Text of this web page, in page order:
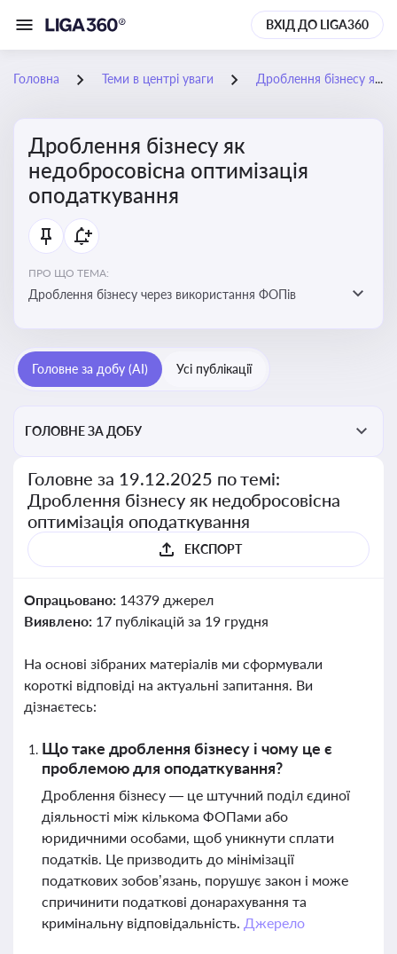
ВХІД ДО LIGA360
Головна Теми в центрі уваги Дроблення бізнесу як недобросовісна оптимізація оподаткування
Дроблення бізнесу як
недобросовісна оптимізація
оподаткування
ПРО ЩО ТЕМА:
Дроблення бізнесу через використання ФОПів
Головне за добу (AI) Усі публікації
ГОЛОВНЕ ЗА ДОБУ
Головне за 19.12.2025 по темі:
Дроблення бізнесу як недобросовісна
оптимізація оподаткування
ЕКСПОРТ
Опрацьовано: 14379 джерел
Виявлено: 17 публікацій за 19 грудня
На основі зібраних матеріалів ми сформували
короткі відповіді на актуальні запитання. Ви
дізнаєтесь:
Що таке дроблення бізнесу і чому це є
проблемою для оподаткування?
Дроблення бізнесу — це штучний поділ єдиної
діяльності між кількома ФОПами або
юридичними особами, щоб уникнути сплати
податків. Це призводить до мінімізації
податкових зобов’язань, порушує закон і може
спричинити податкові донарахування та
кримінальну відповідальність. Джерело